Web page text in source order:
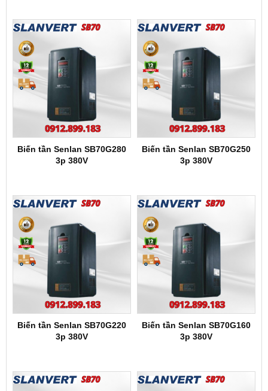
Biến tần Senlan SB70G280
3p 380V
Biến tần Senlan SB70G250
3p 380V
Biến tần Senlan SB70G220
3p 380V
Biến tần Senlan SB70G160
3p 380V